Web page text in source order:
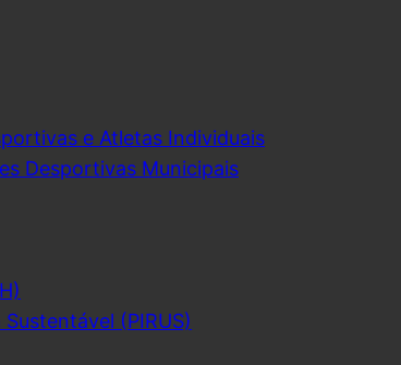
e Atletas Individuais
Desportivas Municipais
(PIRUS)